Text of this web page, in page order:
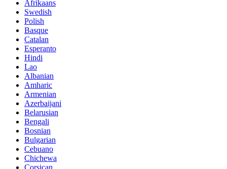
Afrikaans
Swedish
Polish
Basque
Catalan
Esperanto
Hindi
Lao
Albanian
Amharic
Armenian
Azerbaijani
Belarusian
Bengali
Bosnian
Bulgarian
Cebuano
Chichewa
Corsican